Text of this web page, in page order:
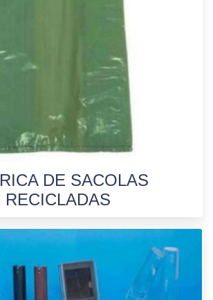
DE SACOLAS
RECICLADAS